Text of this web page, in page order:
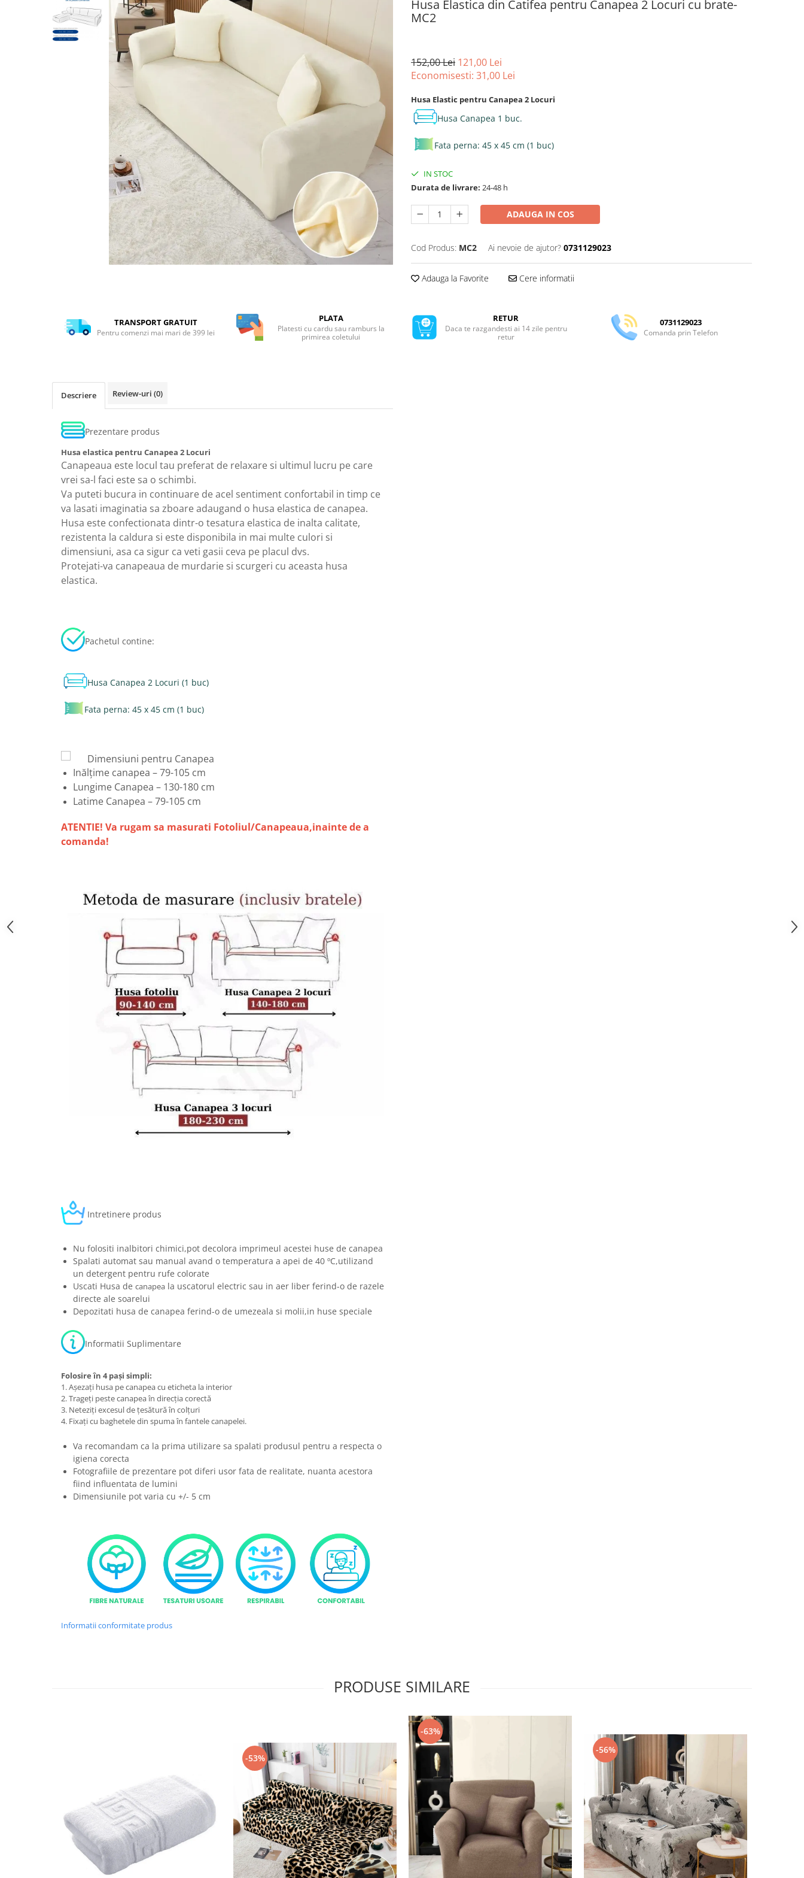
Lenjerii de pat Bumbac Poplin
Lenjerii de pat Catifea
Lenjerii de pat Finet + 2 Draperii
Lenjerii de pat Finet cu PLIURI
Lenjerii de pat finet Home
Lenjerii de pat Saten 4 piese cu
Husa Elastica din Catifea pentru Canapea 2 Locuri cu brate-
MC2
152,00 Lei 121,00 Lei
Economisesti: 31,00 Lei
Husa Elastic pentru Canapea 2 Locuri
Husa Canapea 1 buc.
Fata perna: 45 x 45 cm (1 buc)
IN STOC
Durata de livrare: 24-48 h
ADAUGA IN COS
Cod Produs: MC2 Ai nevoie de ajutor? 0731129023
Adauga la Favorite Cere informatii
TRANSPORT GRATUIT
Pentru comenzi mai mari de 399 lei
PLATA
Platesti cu cardu sau ramburs la
primirea coletului
RETUR
Daca te razgandesti ai 14 zile pentru
retur
0731129023
Comanda prin Telefon
Descriere Review-uri (0)
Prezentare produs
Husa elastica pentru Canapea 2 Locuri
Canapeaua este locul tau preferat de relaxare si ultimul lucru pe care
vrei sa-l faci este sa o schimbi.
Va puteti bucura in continuare de acel sentiment confortabil in timp ce
va lasati imaginatia sa zboare adaugand o husa elastica de canapea.
Husa este confectionata dintr-o tesatura elastica de inalta calitate,
rezistenta la caldura si este disponibila in mai multe culori si
dimensiuni, asa ca sigur ca veti gasii ceva pe placul dvs.
Protejati-va canapeaua de murdarie si scurgeri cu aceasta husa
elastica.
Pachetul contine:
Husa Canapea 2 Locuri (1 buc)
Fata perna: 45 x 45 cm (1 buc)
Dimensiuni pentru Canapea
Inălțime canapea – 79-105 cm
Lungime Canapea – 130-180 cm
Latime Canapea – 79-105 cm
ATENTIE! Va rugam sa masurati Fotoliul/Canapeaua,inainte de a
comanda!
Intretinere produs
Nu folositi inalbitori chimici,pot decolora imprimeul acestei huse de canapea
Spalati automat sau manual avand o temperatura a apei de 40 ºC,utilizand
un detergent pentru rufe colorate
Uscati Husa de canapea la uscatorul electric sau in aer liber ferind-o de razele
directe ale soarelui
Depozitati husa de canapea ferind-o de umezeala si molii,in huse speciale
Informatii Suplimentare
Folosire în 4 pași simpli:
1. Așezați husa pe canapea cu eticheta la interior
2. Trageți peste canapea în direcția corectă
3. Neteziți excesul de țesătură în colțuri
4. Fixați cu baghetele din spuma în fantele canapelei.
Va recomandam ca la prima utilizare sa spalati produsul pentru a respecta o
igiena corecta
Fotografiile de prezentare pot diferi usor fata de realitate, nuanta acestora
fiind influentata de lumini
Dimensiunile pot varia cu +/- 5 cm
Informatii conformitate produs
PRODUSE SIMILARE
-53%
-63%
-56%